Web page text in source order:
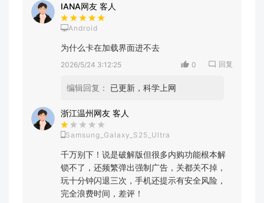
IANA网友 客人
Android
为什么卡在加载界面进不去
2026/5/24 3:12:25 0 回复
编辑回复： 已更新，科学上网
浙江温州网友 客人
Samsung_Galaxy_S25_Ultra
千万别下！说是破解版但很多内购功能根本解
锁不了，还频繁弹出强制广告，关都关不掉，
玩十分钟闪退三次，手机还提示有安全风险，
完全浪费时间，差评！